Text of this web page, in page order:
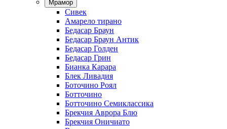
Мрамор
Сивек
Амарело тирано
Бедасар Браун
Бедасар Браун Антик
Бедасар Голден
Бедасар Грин
Бианка Карара
Блек Ливадия
Боточино Роял
Ботточино
Ботточино Семиклассика
Брекчия Аврора Блю
Брекчия Оничиато